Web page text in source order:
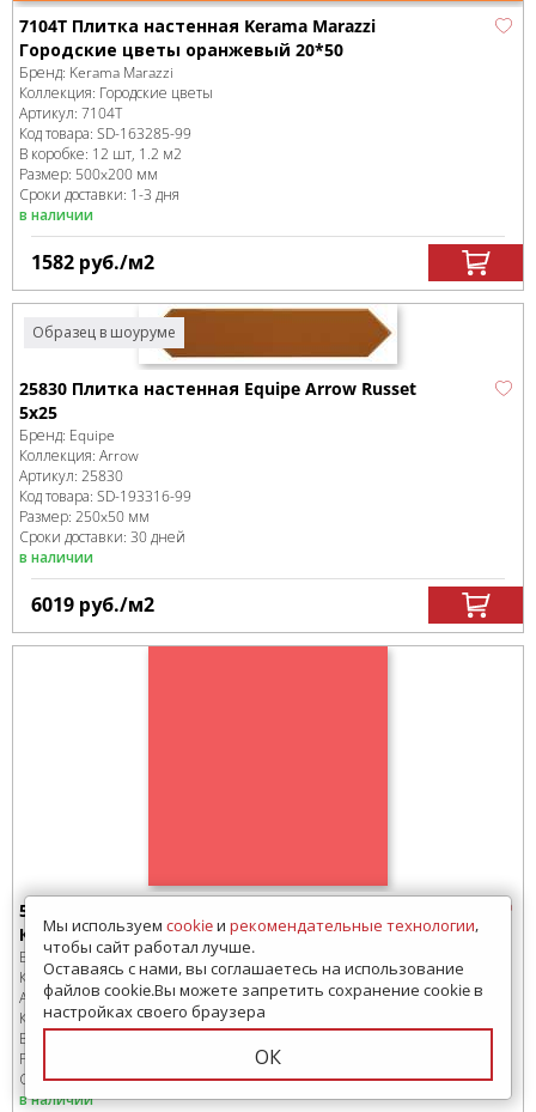
7104T Плитка настенная Kerama Marazzi
Городские цветы оранжевый 20*50
Бренд: Kerama Marazzi
Коллекция: Городские цветы
Артикул: 7104T
Код товара: SD-163285-99
В коробке: 12 шт, 1.2 м2
Размер: 500x200 мм
Сроки доставки: 1-3 дня
в наличии
1582 руб./м2
Образец в шоуруме
25830 Плитка настенная Equipe Arrow Russet
5x25
Бренд: Equipe
Коллекция: Arrow
Артикул: 25830
Код товара: SD-193316-99
Размер: 250x50 мм
Сроки доставки: 30 дней
в наличии
6019 руб./м2
5107 Плитка настенная Kerama Marazzi
Калейдоскоп красный 20*20
Бренд:Kerama Marazzi
Коллекция:Зоопарк
Артикул:5107
Код товара:SD-235031-99
В коробке
Размер:
Сроки доставки: 1-3 дня
в наличии
Мы используем cookieи рекомендательные технологии,
чтобы сайт работал лучше.
Оставаясь с нами, вы соглашаетесь на использование
файлов cookie.Вы можете запретить сохранение cookie в
настройках своего браузера
ОК